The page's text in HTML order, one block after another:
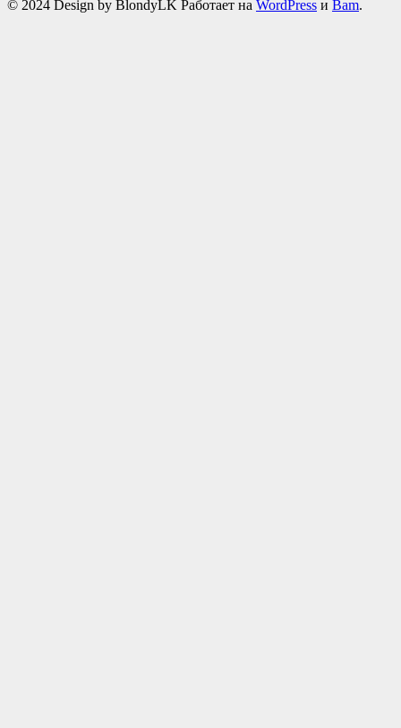
© 2024 Design by BlondyLK Работает на WordPress и Bam.